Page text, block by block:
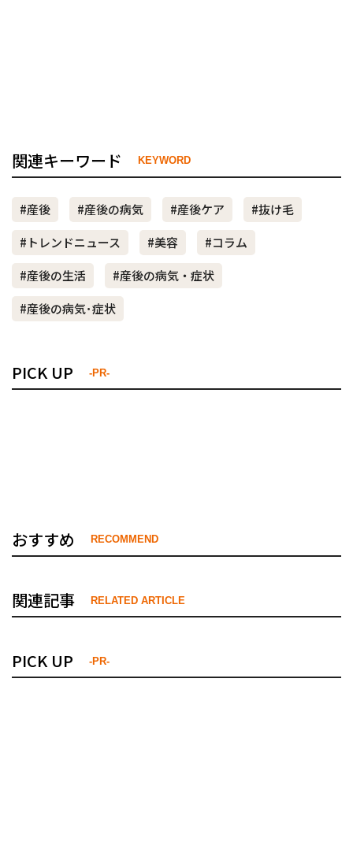
関連キーワード KEYWORD
#産後 #産後の病気 #産後ケア
#抜け毛
#トレンドニュース
#美容
#コラム
#産後の生活
#産後の病気・症状
#産後の病気･症状
PICK UP -PR-
おすすめ RECOMMEND
関連記事 RELATED ARTICLE
PICK UP -PR-